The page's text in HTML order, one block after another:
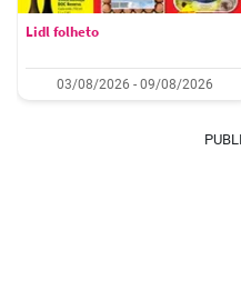
Lidl folheto
03/08/2026 - 09/08/2026